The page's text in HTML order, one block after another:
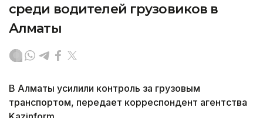
среди водителей грузовиков в
Алматы
В Алматы усилили контроль за грузовым
транспортом, передает корреспондент агентства